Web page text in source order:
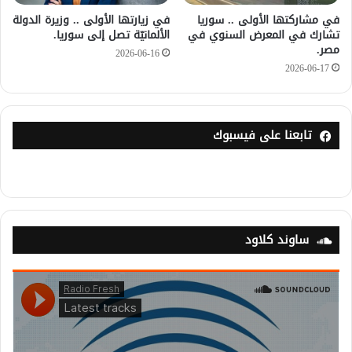
في مشاركتها الأولى .. سوريا
تشارك في المعرض السنوي في
مصر.
2026-06-17
في زيارتها الأولى .. وزيرة الدولة
الألمانيّة تصل إلى سوريا.
2026-06-16
تابعنا على فيسبوك
ساوند كلاود